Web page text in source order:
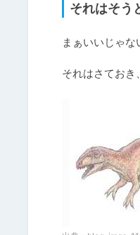
それはそう
まぁいいじゃな
それはさておき